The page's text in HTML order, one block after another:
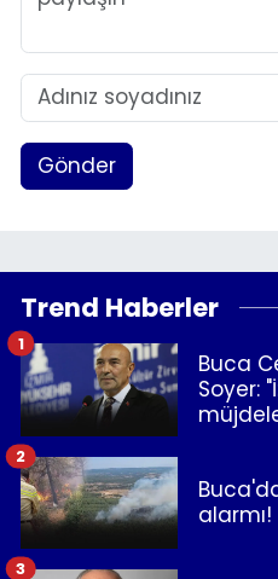
Gönder
Trend Haberler
Buca
Soyer:
1
alarmı!
2
3